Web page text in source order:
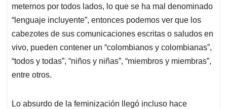
p
p
o
k
I
n
s
meternos por todos lados, lo que se ha mal denominado
“lenguaje incluyente”, entonces podemos ver que los
cabezotes de sus comunicaciones escritas o saludos en
vivo, pueden contener un “colombianos y colombianas”,
“todos y todas”, “niños y niñas”, “miembros y miembras”,
entre otros.
Lo absurdo de la feminización llegó incluso hace